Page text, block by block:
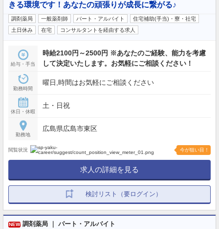
きる環境です！あなたの頑張りが成長に繋がる♪
調剤薬局 一般薬剤師 パート・アルバイト
住宅補助(手当)・寮・社宅
土日休み
在宅 コンサルタントを経由する求人
給与・手当
時給2100円～2500円 ※あなたのご経験、能力を考慮
して決定いたします。お気軽にご相談ください！
勤務時間
曜日,時間はお気軽にご相談ください
休日・休暇
土・日祝
勤務地
広島県広島市東区
閲覧状況 今が狙い目！
求人の詳細を見る
検討リスト（要ログイン）
NEW 調剤薬局 ｜ パート・アルバイト